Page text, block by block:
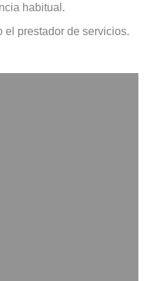
habitual.
el prestador de servicios.